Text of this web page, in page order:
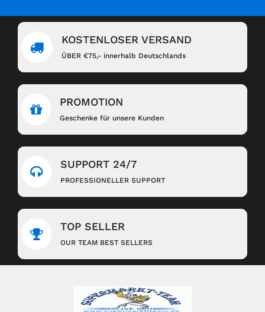
KOSTENLOSER VERSAND
ÜBER €75,- innerhalb Deutschlands
PROMOTION
Geschenke für unsere Kunden
SUPPORT 24/7
PROFESSIONELLER SUPPORT
TOP SELLER
OUR TEAM BEST SELLERS